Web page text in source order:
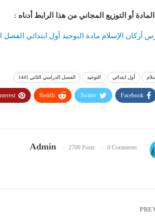
أو التوزيع المجاني من هذا الرابط أدناه :
أركان الإسلام مادة التوحيد أول ابتدائي الفصل
أول ابتدائي التوحيد الفصل الدراسي الثاني 1441
Facebook
Twitter
ReddIt
Admin 2709 Posts 0 Comments